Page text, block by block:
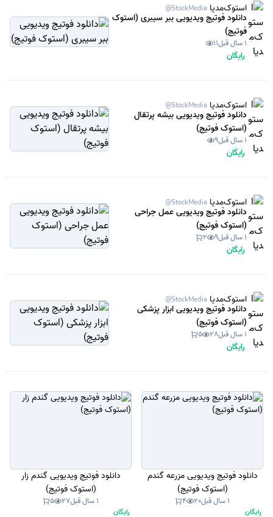
استوک‌مدیا @StockMedia
دانلود فوتیج ویدیویی ببر سیبری (استوک
فوتیج)
1 سال قبل 11
رایگان
استوک‌مدیا @StockMedia
دانلود فوتیج ویدیویی بیشه پرتقال
(استوک فوتیج)
1 سال قبل 9
رایگان
استوک‌مدیا @StockMedia
دانلود فوتیج ویدیویی عمل جراحی
(استوک فوتیج)
1 سال قبل 9
2
رایگان
استوک‌مدیا @StockMedia
دانلود فوتیج ویدیویی ابزار پزشکی
(استوک فوتیج)
1 سال قبل 28
5
رایگان
دانلود فوتیج ویدیویی مزرعه گندم
(استوک فوتیج)
1 سال قبل 20
4
رایگان
دانلود فوتیج ویدیویی گندم زار
(استوک فوتیج)
1 سال قبل 27
5
رایگان